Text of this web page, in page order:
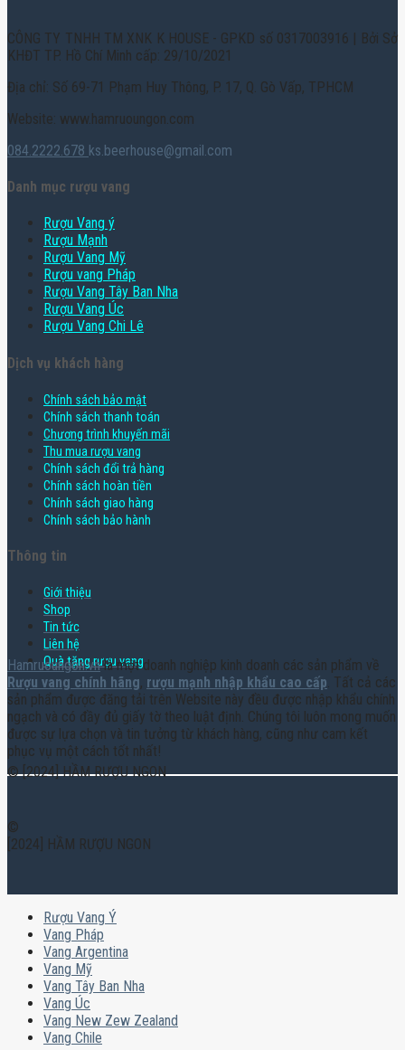
CÔNG TY TNHH TM XNK K HOUSE - GPKD số 0317003916 | Bởi Sở
KHĐT TP. Hồ Chí Minh cấp: 29/10/2021
Địa chỉ: Số 69-71 Phạm Huy Thông, P. 17, Q. Gò Vấp, TPHCM
Website: www.hamruoungon.com
084.2222.678 ks.beerhouse@gmail.com
Danh mục rượu vang
Rượu Vang ý
Rượu Mạnh
Rượu Vang Mỹ
Rượu vang Pháp
Rượu Vang Tây Ban Nha
Rượu Vang Úc
Rượu Vang Chi Lê
Dịch vụ khách hàng
Chính sách bảo mật
Chính sách thanh toán
Chương trình khuyến mãi
Thu mua rượu vang
Chính sách đổi trả hàng
Chính sách hoàn tiền
Chính sách giao hàng
Chính sách bảo hành
Thông tin
Giới thiệu
Shop
Tin tức
Liên hệ
Quà tặng rượu vang
Hamruoungon.vnlà một doanh nghiệp kinh doanh các sản phẩm về
Rượu vang chính hãng, rượu mạnh nhập khẩu cao cấp. Tất cả các
sản phẩm được đăng tải trên Website này đều được nhập khẩu chính
ngạch và có đầy đủ giấy tờ theo luật định. Chúng tôi luôn mong muốn
được sự lựa chọn và tin tưởng từ khách hàng, cũng như cam kết
phục vụ một cách tốt nhất!
© [2024] HẦM RƯỢU NGON
©
[2024] HẦM RƯỢU NGON
Rượu Vang Ý
Vang Pháp
Vang Argentina
Vang Mỹ
Vang Tây Ban Nha
Vang Úc
Vang New Zew Zealand
Vang Chile